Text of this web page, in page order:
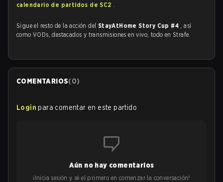
calendario de partidos de SC2 .
Sigue el resto de la acción del StayAtHome Story Cup #4 , así
como VODs, destacados y transmisiones en vivo, todo en Strafe.
COMENTARIOS(0)
Login para comentar en este partido
Aún no hay comentarios
¡Inicia sesión y sé el primero en comenzar la conversación!